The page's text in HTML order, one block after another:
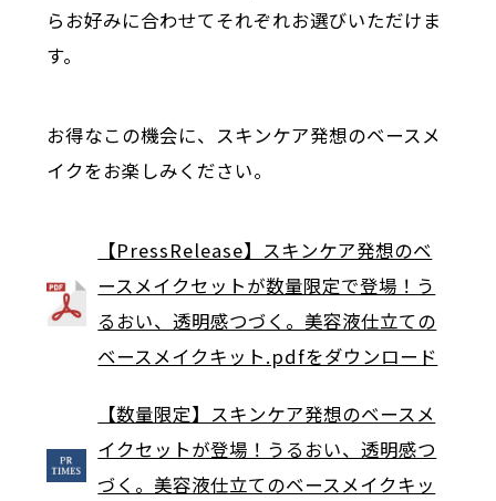
らお好みに合わせてそれぞれお選びいただけま
す。
お得なこの機会に、スキンケア発想のベースメ
イクをお楽しみください。
【PressRelease】スキンケア発想のベ
ースメイクセットが数量限定で登場！う
るおい、透明感つづく。美容液仕立ての
ベースメイクキット.pdfをダウンロード
【数量限定】スキンケア発想のベースメ
イクセットが登場！うるおい、透明感つ
づく。美容液仕立てのベースメイクキッ